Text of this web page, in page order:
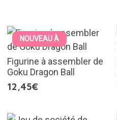
NOUVEAU À
Figurine à assembler de
Goku Dragon Ball
12,45€